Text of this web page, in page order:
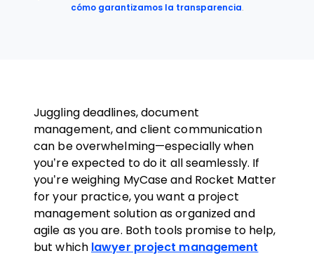
cómo garantizamos la transparencia.
Juggling deadlines, document
management, and client communication
can be overwhelming—especially when
you’re expected to do it all seamlessly. If
you’re weighing MyCase and Rocket Matter
for your practice, you want a project
management solution as organized and
agile as you are. Both tools promise to help,
but which lawyer project management